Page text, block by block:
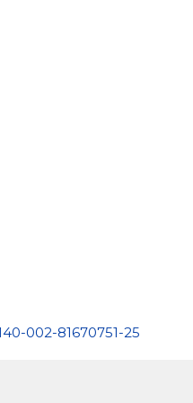
002-81670751-25